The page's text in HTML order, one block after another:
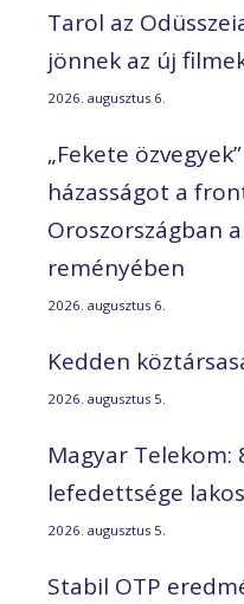
Tarol az
jönnek az új
2026. augusztus 6.
„Fekete
házasságot a
Oroszországban
reményében
2026. augusztus 6.
Kedden
2026. augusztus 5.
Magyar Telekom:
lefedettsége
2026. augusztus 5.
Stabil OTP